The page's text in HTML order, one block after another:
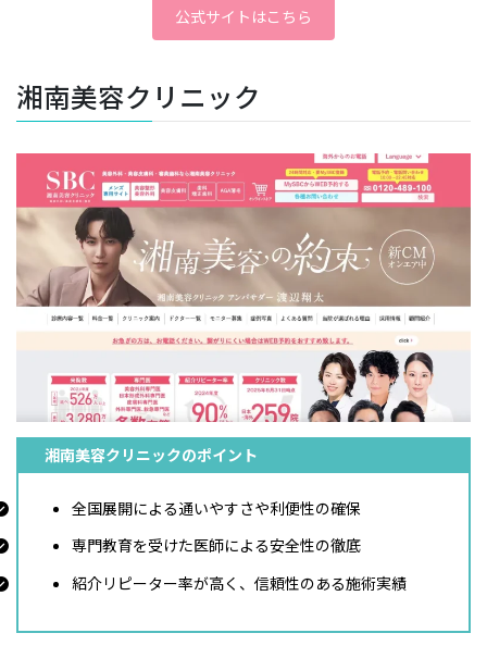
公式サイトはこちら
湘南美容クリニック
湘南美容クリニックのポイント
全国展開による通いやすさや利便性の確保
専門教育を受けた医師による安全性の徹底
紹介リピーター率が高く、信頼性のある施術実績